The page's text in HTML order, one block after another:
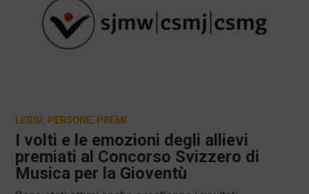
I volti e le emozioni degli allievi
premiati al Concorso Svizzero di
Musica per la Gioventù
LEGGI , PERSONE, PREMI